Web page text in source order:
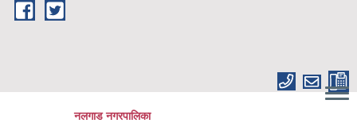
Skip to main content
नलगाड नगरपालिका